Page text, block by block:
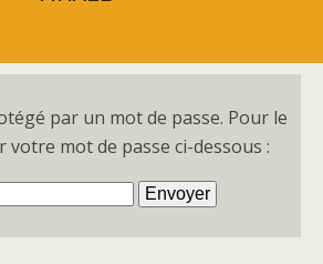
par un mot de passe. Pour le
votre mot de passe ci-dessous :